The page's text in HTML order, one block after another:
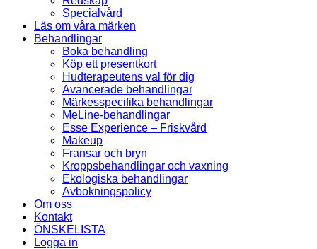
Specialvård
Läs om våra märken
Behandlingar
Boka behandling
Köp ett presentkort
Hudterapeutens val för dig
Avancerade behandlingar
Märkesspecifika behandlingar
MeLine-behandlingar
Esse Experience – Friskvård
Makeup
Fransar och bryn
Kroppsbehandlingar och vaxning
Ekologiska behandlingar
Avbokningspolicy
Om oss
Kontakt
ÖNSKELISTA
Logga in